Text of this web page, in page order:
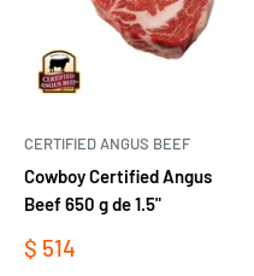
CERTIFIED ANGUS BEEF
Cowboy Certified Angus
Beef 650 g de 1.5"
Precio
$ 514